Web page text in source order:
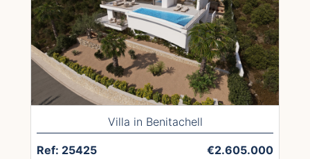
Villa in Benitachell
Ref: 25425 €2.605.000